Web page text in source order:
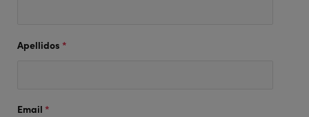
Apellidos *
Email *